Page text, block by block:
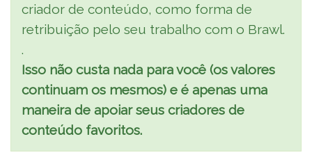
criador de conteúdo, como forma de
retribuição pelo seu trabalho com o Brawl.
.
Isso não custa nada para você (os valores
continuam os mesmos) e é apenas uma
maneira de apoiar seus criadores de
conteúdo favoritos.